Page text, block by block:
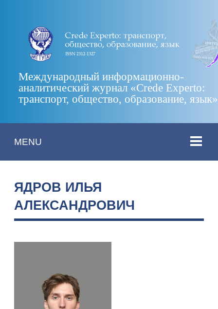
Международный информационно-
аналитический журнал «Crede Experto:
транспорт, общество, образование, язык»
MENU
ЯДРОВ ИЛЬЯ
АЛЕКСАНДРОВИЧ